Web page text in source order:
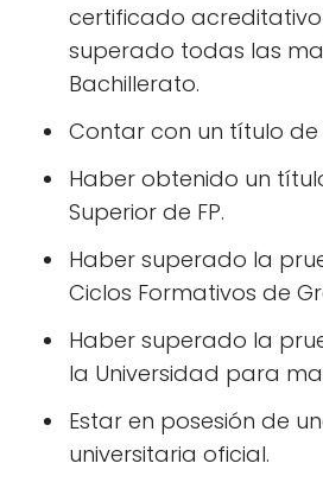
certificado
superado todas las
Bachillerato.
Contar con un título de
Haber obtenido un
Superior de FP.
Haber superado la
Ciclos Formativos de
Haber superado la
la Universidad para
Estar en posesión de
universitaria oficial.